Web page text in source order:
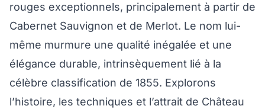
rouges exceptionnels, principalement à partir de
Cabernet Sauvignon et de Merlot. Le nom lui-
même murmure une qualité inégalée et une
élégance durable, intrinsèquement lié à la
célèbre classification de 1855. Explorons
l’histoire, les techniques et l’attrait de Château